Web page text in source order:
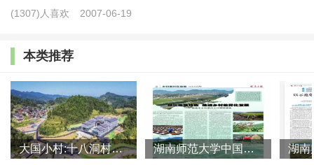
奶照顾。由于缺乏陪伴和管教，不仅学习“抛了荒”，而
且这两年变得越来越内向，对父母也越来越疏远。
“和儿子比起来，打工赚钱根本算不了什么。再苦再
难，也要留在老家陪在儿子身边。”王华说。
过去，由于农村与城市之间的巨大差距，不少农民
(1307)人喜欢 2007-06-19
本类推荐
大国小村:十八洞村的现代变迁是一道美丽的风景线 湖南师范大学中国乡村振兴研究院课题组:突出地域特色 推进乡村